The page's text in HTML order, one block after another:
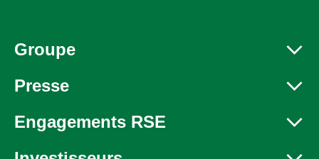
Groupe
Presse
Engagements RSE